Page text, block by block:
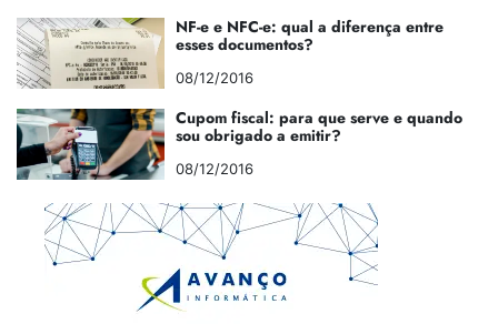
NF-e e NFC-e: qual a diferença entre
esses documentos?
08/12/2016
Cupom fiscal: para que serve e quando
sou obrigado a emitir?
08/12/2016